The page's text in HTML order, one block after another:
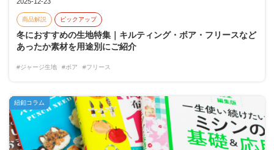
商品解説 ピックアップ
冬におすすめの生地特集｜キルティング・ボア・フリースなど
あったか素材を用途別にご紹介
#ジャージ生地 #ボア #フリース
紐釦コラム